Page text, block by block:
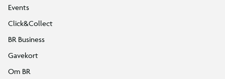
Events
Click&Collect
BR Business
Gavekort
Om BR